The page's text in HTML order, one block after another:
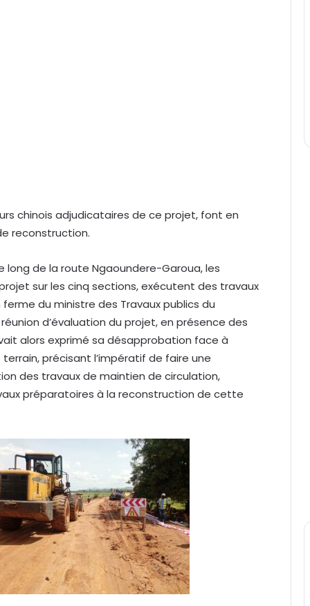
chinois adjudicataires de ce projet, font en
reconstruction.
long de la route Ngaoundere-Garoua, les
sur les cinq sections, exécutent des travaux
du ministre des Travaux publics du
d’évaluation du projet, en présence des
alors exprimé sa désapprobation face à
précisant l’impératif de faire une
des travaux de maintien de circulation,
préparatoires à la reconstruction de cette